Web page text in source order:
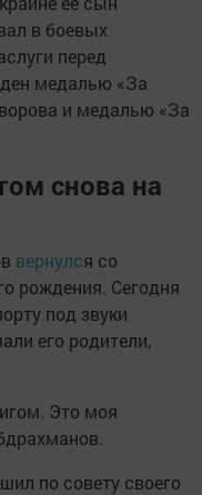
в боевых
перед
медалью «За
и медалью «За
снова на
вернулся со
рождения. Сегодня
под звуки
его родители,
Это моя
по совету своего